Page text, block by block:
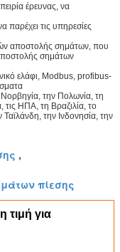
έρευνας, να
παρέχει τις υπηρεσίες
αποστολής σημάτων, που
σημάτων
ελάφι, Modbus, profibus-
Νορβηγία, την Πολωνία, τη
τις ΗΠΑ, τη Βραζιλία, το
την Ινδονησία, την
,
πίεσης
τιμή για